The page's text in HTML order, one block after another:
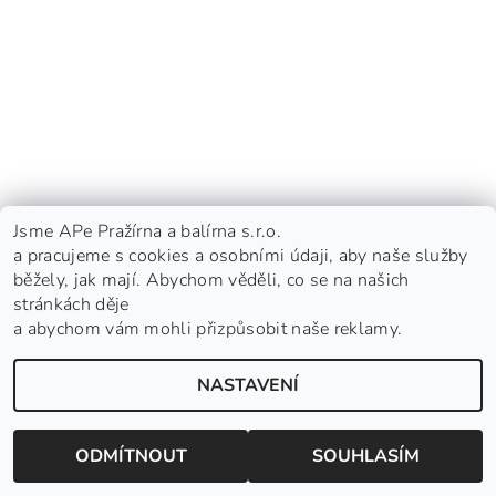
Nepražená zelená káva | APe Facebook | APe Instagram |
2026 © APe Pražírna a balírna s.r.o. - Založeno roku 1992, všechna práva vyhrazena
Vytvořil Shoptet
Jsme APe Pražírna a balírna s.r.o.
a pracujeme s cookies a osobními údaji, aby naše služby
běžely, jak mají. Abychom věděli, co se na našich
stránkách děje
a abychom vám mohli přizpůsobit naše reklamy.
NASTAVENÍ
ODMÍTNOUT SOUHLASÍM